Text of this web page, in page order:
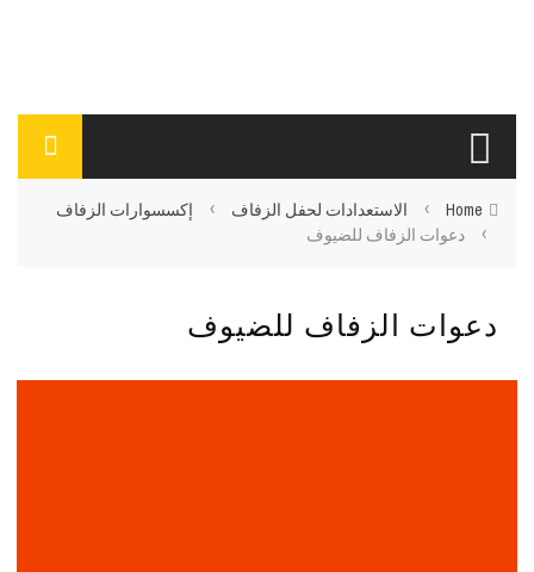
Home
› الاستعدادات لحفل الزفاف › إكسسوارات الزفاف
› دعوات الزفاف للضيوف
دعوات الزفاف للضيوف